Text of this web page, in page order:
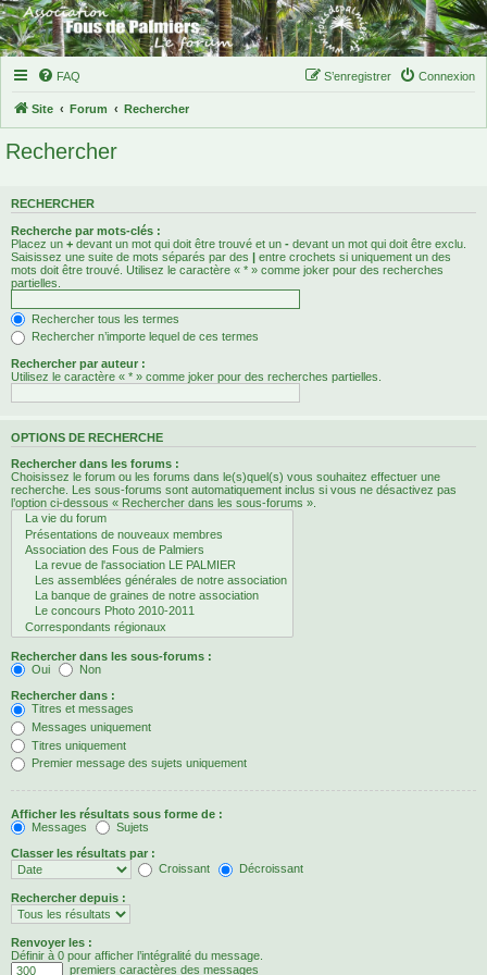
FAQ Connexion
S’enregistrer
Site Forum Rechercher
Rechercher
RECHERCHER
Recherche par mots-clés :
Placez un + devant un mot qui doit être trouvé et un - devant un mot qui doit être exclu.
Saisissez une suite de mots séparés par des | entre crochets si uniquement un des
mots doit être trouvé. Utilisez le caractère « * » comme joker pour des recherches
partielles.
Rechercher tous les termes
Rechercher n’importe lequel de ces termes
Rechercher par auteur :
Utilisez le caractère « * » comme joker pour des recherches partielles.
OPTIONS DE RECHERCHE
Rechercher dans les forums :
Choisissez le forum ou les forums dans le(s)quel(s) vous souhaitez effectuer une
recherche. Les sous-forums sont automatiquement inclus si vous ne désactivez pas
l’option ci-dessous « Rechercher dans les sous-forums ».
Rechercher dans les sous-forums :
Oui
Non
Rechercher dans :
Titres et messages
Messages uniquement
Titres uniquement
Premier message des sujets uniquement
Afficher les résultats sous forme de :
Messages
Sujets
Classer les résultats par :
Croissant
Décroissant
Rechercher depuis :
Renvoyer les :
Définir à 0 pour afficher l’intégralité du message.
premiers caractères des messages